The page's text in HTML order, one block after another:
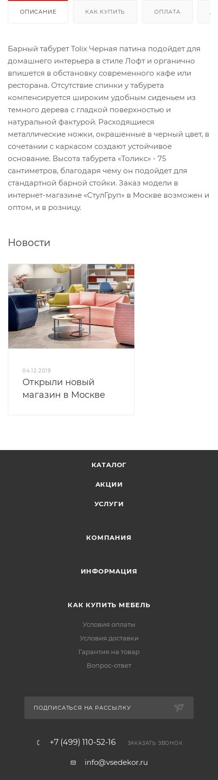
ОПИСАНИЕ КАК КУПИТЬ ОПЛАТА
Барный табурет Tolix Черная патина подойдет для
домашнего интерьера в стиле Лофт и органично
впишется в обстановку современного кафе или
ресторана. Отсутствие спинки у табурета
компенсируется широким удобным сиденьем из
темного дерева с гладкой поверхностью и
натуральной фактурой. Расходящиеся
металлические ножки, окрашенные в черный цвет, в
сочетании с каркасом создают устойчивое
основание. Высота табурета «Толикс» - 75
сантиметров, благодаря чему он подойдет для
стандартной барной стойки. Заказ модели в
интернет-магазине «СтулГруп» в Москве возможен и
оптом, и в розницу.
Новости
04.12.2019
Открыли новый
магазин в Москве
КАТАЛОГ
АКЦИИ
УСЛУГИ
КОМПАНИЯ
ИНФОРМАЦИЯ
КАК КУПИТЬ МЕБЕЛЬ
Условия оплаты
Условия доставки
Гарантия на товар
Вопрос-ответ
ПОДПИСАТЬСЯ НА РАССЫЛКУ
+7 (499) 110-52-16 ЗАКАЗАТЬ ЗВОНОК
info@vsedekor.ru